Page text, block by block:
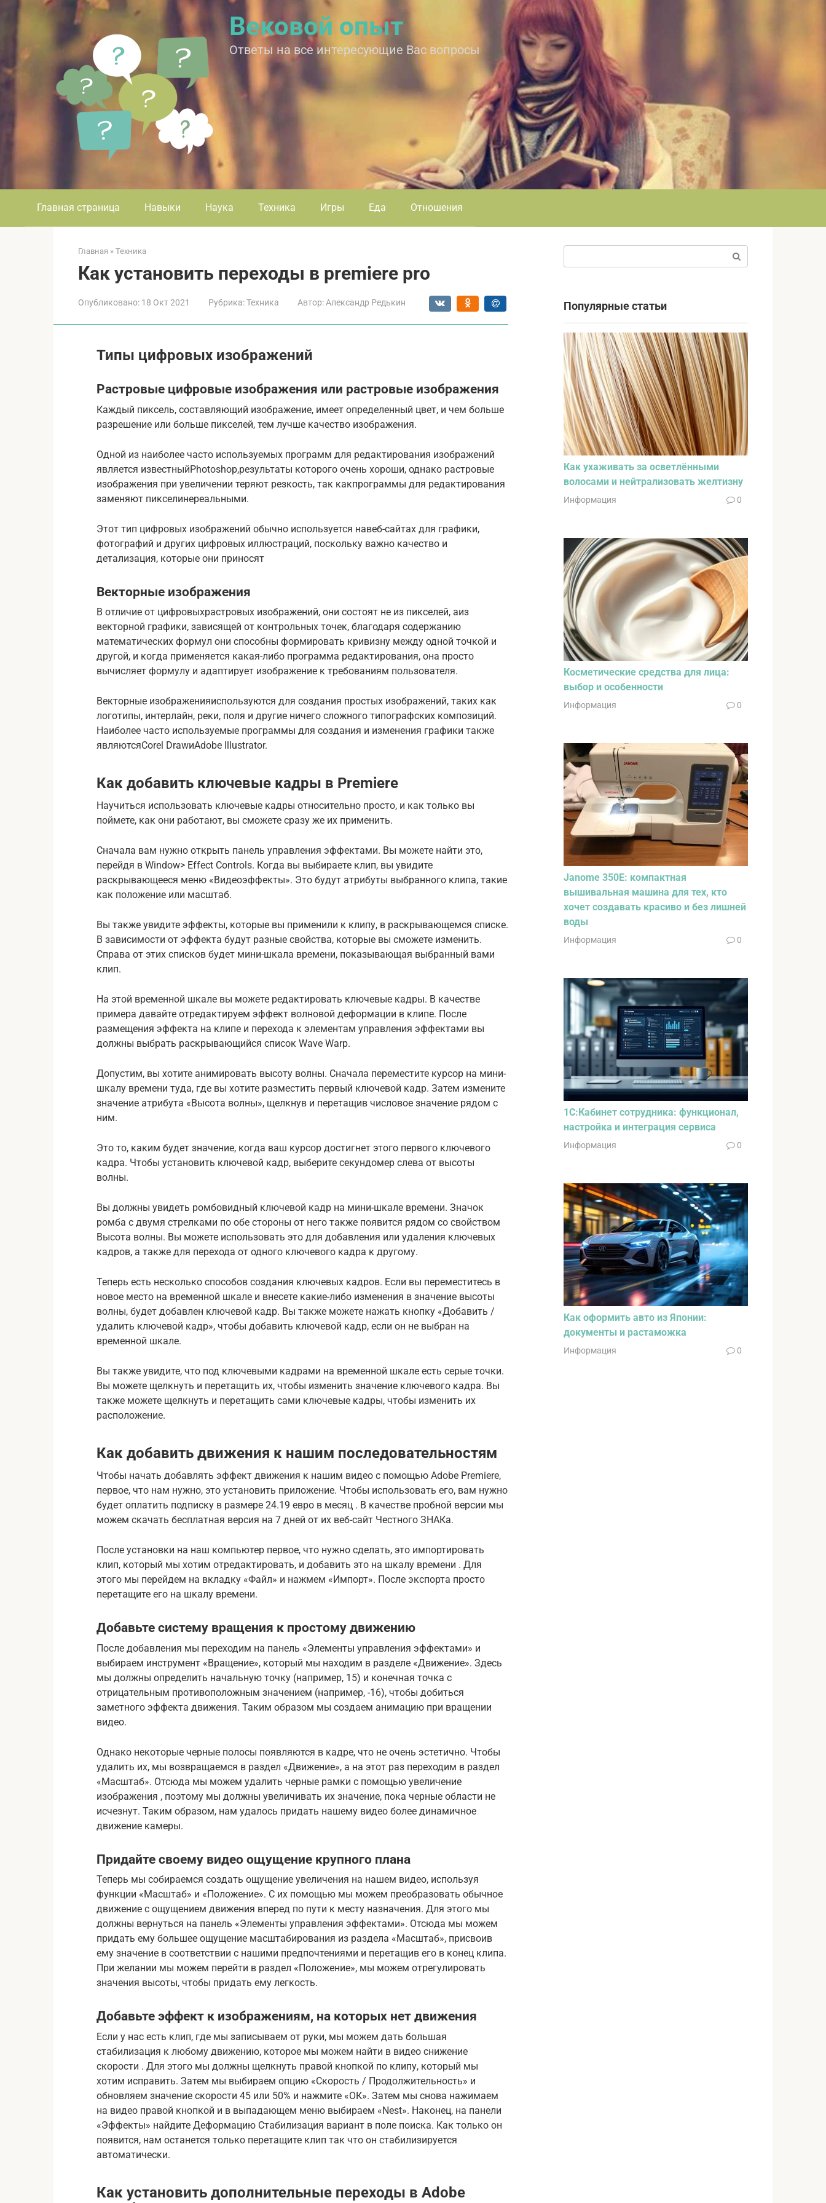
Вековой опыт
Ответы на все интересующие Вас вопросы
Главная страница Навыки Наука Техника Игры Еда Отношения
Главная » Техника
Как установить переходы в premiere pro
Опубликовано: 18 Окт 2021 Рубрика:Техника Автор: Александр Редькин
Типы цифровых изображений
Растровые цифровые изображения или растровые изображения
Каждый пиксель, составляющий изображение, имеет определенный цвет, и чем больше
разрешение или больше пикселей, тем лучше качество изображения.
Одной из наиболее часто используемых программ для редактирования изображений
является известныйPhotoshop,результаты которого очень хороши, однако растровые
изображения при увеличении теряют резкость, так какпрограммы для редактирования
заменяют пикселинереальными.
Этот тип цифровых изображений обычно используется навеб-сайтах для графики,
фотографий и других цифровых иллюстраций, поскольку важно качество и
детализация, которые они приносят
Векторные изображения
В отличие от цифровыхрастровых изображений, они состоят не из пикселей, аиз
векторной графики, зависящей от контрольных точек, благодаря содержанию
математических формул они способны формировать кривизну между одной точкой и
другой, и когда применяется какая-либо программа редактирования, она просто
вычисляет формулу и адаптирует изображение к требованиям пользователя.
Векторные изображенияиспользуются для создания простых изображений, таких как
логотипы, интерлайн, реки, поля и другие ничего сложного типографских композиций.
Наиболее часто используемые программы для создания и изменения графики также
являютсяCorel DrawиAdobe Illustrator.
Как добавить ключевые кадры в Premiere
Научиться использовать ключевые кадры относительно просто, и как только вы
поймете, как они работают, вы сможете сразу же их применить.
Сначала вам нужно открыть панель управления эффектами. Вы можете найти это,
перейдя в Window> Effect Controls. Когда вы выбираете клип, вы увидите
раскрывающееся меню «Видеоэффекты». Это будут атрибуты выбранного клипа, такие
как положение или масштаб.
Вы также увидите эффекты, которые вы применили к клипу, в раскрывающемся списке.
В зависимости от эффекта будут разные свойства, которые вы сможете изменить.
Справа от этих списков будет мини-шкала времени, показывающая выбранный вами
клип.
На этой временной шкале вы можете редактировать ключевые кадры. В качестве
примера давайте отредактируем эффект волновой деформации в клипе. После
размещения эффекта на клипе и перехода к элементам управления эффектами вы
должны выбрать раскрывающийся список Wave Warp.
Допустим, вы хотите анимировать высоту волны. Сначала переместите курсор на мини-
шкалу времени туда, где вы хотите разместить первый ключевой кадр. Затем измените
значение атрибута «Высота волны», щелкнув и перетащив числовое значение рядом с
ним.
Это то, каким будет значение, когда ваш курсор достигнет этого первого ключевого
кадра. Чтобы установить ключевой кадр, выберите секундомер слева от высоты
волны.
Вы должны увидеть ромбовидный ключевой кадр на мини-шкале времени. Значок
ромба с двумя стрелками по обе стороны от него также появится рядом со свойством
Высота волны. Вы можете использовать это для добавления или удаления ключевых
кадров, а также для перехода от одного ключевого кадра к другому.
Теперь есть несколько способов создания ключевых кадров. Если вы переместитесь в
новое место на временной шкале и внесете какие-либо изменения в значение высоты
волны, будет добавлен ключевой кадр. Вы также можете нажать кнопку «Добавить /
удалить ключевой кадр», чтобы добавить ключевой кадр, если он не выбран на
временной шкале.
Вы также увидите, что под ключевыми кадрами на временной шкале есть серые точки.
Вы можете щелкнуть и перетащить их, чтобы изменить значение ключевого кадра. Вы
также можете щелкнуть и перетащить сами ключевые кадры, чтобы изменить их
расположение.
Как добавить движения к нашим последовательностям
Чтобы начать добавлять эффект движения к нашим видео с помощью Adobe Premiere,
первое, что нам нужно, это установить приложение. Чтобы использовать его, вам нужно
будет оплатить подписку в размере 24.19 евро в месяц . В качестве пробной версии мы
можем скачать бесплатная версия на 7 дней от их веб-сайт Честного ЗНАКа.
После установки на наш компьютер первое, что нужно сделать, это импортировать
клип, который мы хотим отредактировать, и добавить это на шкалу времени . Для
этого мы перейдем на вкладку «Файл» и нажмем «Импорт». После экспорта просто
перетащите его на шкалу времени.
Добавьте систему вращения к простому движению
После добавления мы переходим на панель «Элементы управления эффектами» и
выбираем инструмент «Вращение», который мы находим в разделе «Движение». Здесь
мы должны определить начальную точку (например, 15) и конечная точка с
отрицательным противоположным значением (например, -16), чтобы добиться
заметного эффекта движения. Таким образом мы создаем анимацию при вращении
видео.
Однако некоторые черные полосы появляются в кадре, что не очень эстетично. Чтобы
удалить их, мы возвращаемся в раздел «Движение», а на этот раз переходим в раздел
«Масштаб». Отсюда мы можем удалить черные рамки с помощью увеличение
изображения , поэтому мы должны увеличивать их значение, пока черные области не
исчезнут. Таким образом, нам удалось придать нашему видео более динамичное
движение камеры.
Придайте своему видео ощущение крупного плана
Теперь мы собираемся создать ощущение увеличения на нашем видео, используя
функции «Масштаб» и «Положение». С их помощью мы можем преобразовать обычное
движение с ощущением движения вперед по пути к месту назначения. Для этого мы
должны вернуться на панель «Элементы управления эффектами». Отсюда мы можем
придать ему большее ощущение масштабирования из раздела «Масштаб», присвоив
ему значение в соответствии с нашими предпочтениями и перетащив его в конец клипа.
При желании мы можем перейти в раздел «Положение», мы можем отрегулировать
значения высоты, чтобы придать ему легкость.
Добавьте эффект к изображениям, на которых нет движения
Если у нас есть клип, где мы записываем от руки, мы можем дать большая
стабилизация к любому движению, которое мы можем найти в видео снижение
скорости . Для этого мы должны щелкнуть правой кнопкой по клипу, который мы
хотим исправить. Затем мы выбираем опцию «Скорость / Продолжительность» и
обновляем значение скорости 45 или 50% и нажмите «ОК». Затем мы снова нажимаем
на видео правой кнопкой и в выпадающем меню выбираем «Nest». Наконец, на панели
«Эффекты» найдите Деформацию Стабилизация вариант в поле поиска. Как только он
появится, нам останется только перетащите клип так что он стабилизируется
автоматически.
Как установить дополнительные переходы в Adobe
Популярные статьи
Как ухаживать за осветлёнными
волосами и нейтрализовать желтизну
Информация 0
Косметические средства для лица:
выбор и особенности
Информация 0
Janome 350E: компактная
вышивальная машина для тех, кто
хочет создавать красиво и без лишней
воды
Информация 0
1С:Кабинет сотрудника: функционал,
настройка и интеграция сервиса
Информация 0
Как оформить авто из Японии:
документы и растаможка
Информация 0